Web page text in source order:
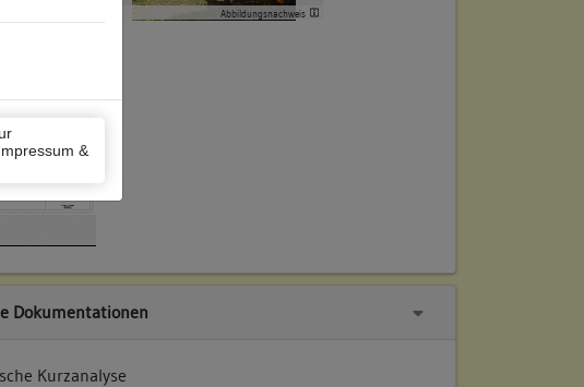
&
Abbildungsnachweis
Dokumentationen
Kurzanalyse